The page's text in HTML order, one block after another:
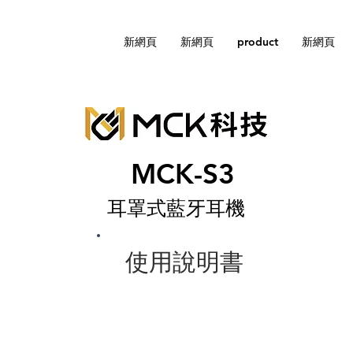
新網頁 新網頁 product 新網頁
MCK-S3
耳罩式藍牙耳機
使用說明書